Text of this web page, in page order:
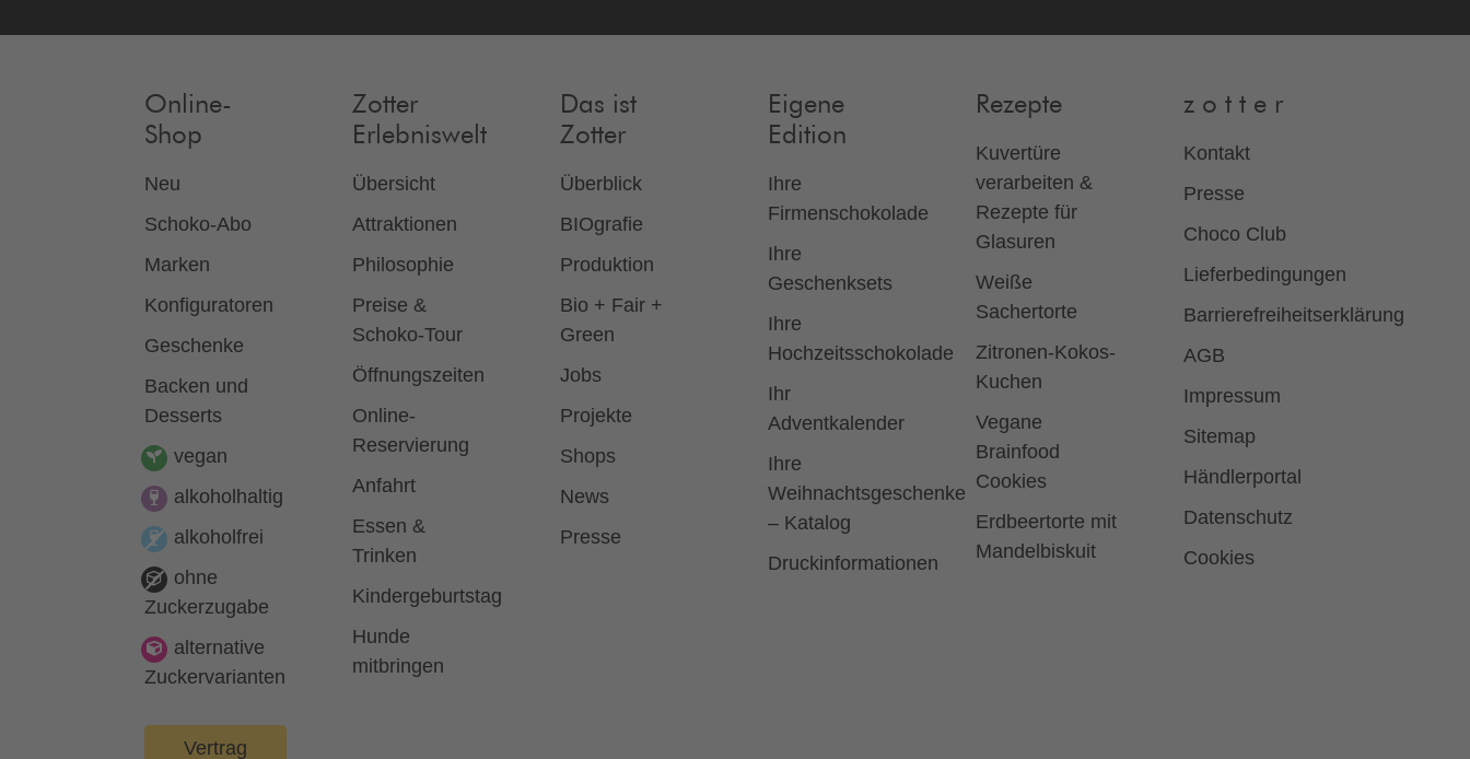
Online-
Shop
Neu
Schoko-Abo
Marken
Konfiguratoren
Geschenke
Backen und
Desserts
vegan
alkoholhaltig
alkoholfrei
ohne
Zuckerzugabe
alternative
Zuckervarianten
Vertrag
Zotter
Erlebniswelt
Übersicht
Attraktionen
Philosophie
Preise &
Schoko-Tour
Öffnungszeiten
Online-
Reservierung
Anfahrt
Essen &
Trinken
Kindergeburtstag
Hunde
mitbringen
Das ist
Zotter
Überblick
BIOgrafie
Produktion
Bio + Fair +
Green
Jobs
Projekte
Shops
News
Presse
Eigene
Edition
Ihre
Firmenschokolade
Ihre
Geschenksets
Ihre
Hochzeitsschokolade
Ihr
Adventkalender
Ihre
Weihnachtsgeschenke
– Katalog
Druckinformationen
Rezepte
Kuvertüre
verarbeiten &
Rezepte für
Glasuren
Weiße
Sachertorte
Zitronen-Kokos-
Kuchen
Vegane
Brainfood
Cookies
Erdbeertorte mit
Mandelbiskuit
z o t t e r
Kontakt
Presse
Choco Club
Lieferbedingungen
Barrierefreiheitserklärung
AGB
Impressum
Sitemap
Händlerportal
Datenschutz
Cookies